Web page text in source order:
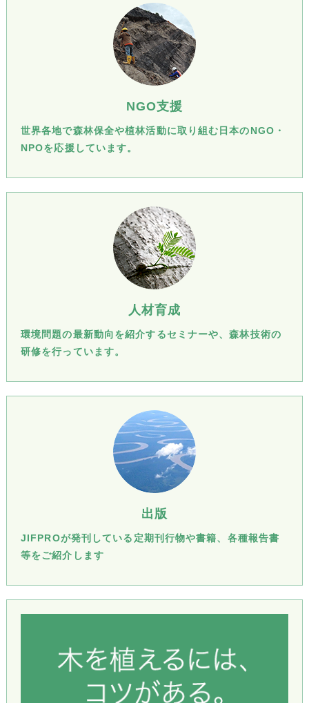
NGO支援
世界各地で森林保全や植林活動に取り組む日本のNGO・
NPOを応援しています。
人材育成
環境問題の最新動向を紹介するセミナーや、森林技術の
研修を行っています。
出版
JIFPROが発刊している定期刊行物や書籍、各種報告書
等をご紹介します